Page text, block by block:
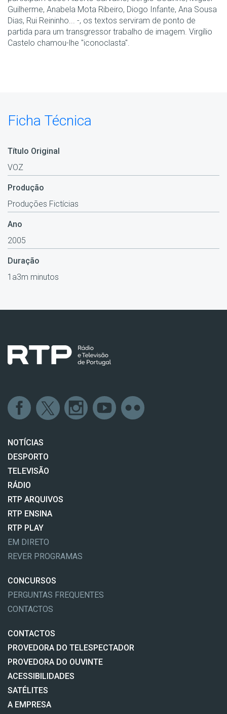
Guilherme, Anabela Mota Ribeiro, Diogo Infante, Ana Sousa
Dias, Rui Reininho... -, os textos serviram de ponto de
partida para um transgressor trabalho de imagem. Virgílio
Castelo chamou-lhe "iconoclasta".
Ficha Técnica
Título Original
VOZ
Produção
Produções Fictícias
Ano
2005
Duração
1a3m minutos
NOTÍCIAS
DESPORTO
TELEVISÃO
RÁDIO
RTP ARQUIVOS
RTP ENSINA
RTP PLAY
EM DIRETO
REVER PROGRAMAS
CONCURSOS
PERGUNTAS FREQUENTES
CONTACTOS
CONTACTOS
PROVEDORA DO TELESPECTADOR
PROVEDORA DO OUVINTE
ACESSIBILIDADES
SATÉLITES
A EMPRESA